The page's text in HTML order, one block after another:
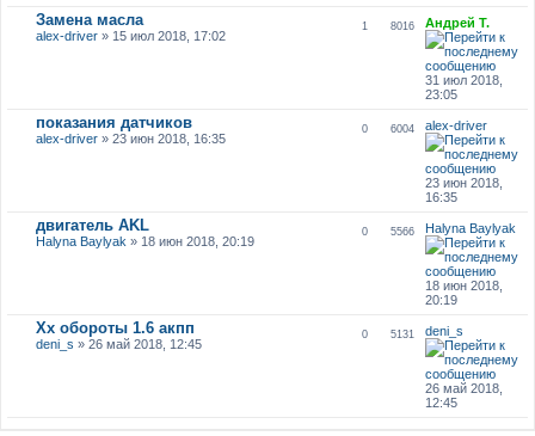
Замена масла
alex-driver» 15 июл 2018, 17:02
1 8016 Андрей Т.
31 июл 2018,
23:05
показания датчиков
alex-driver» 23 июн 2018, 16:35
0 6004 alex-driver
23 июн 2018,
16:35
двигатель AKL
Halyna Baylyak » 18 июн 2018, 20:19
0 5566 Halyna Baylyak
18 июн 2018,
20:19
Хх обороты 1.6 акпп
deni_s » 26 май 2018, 12:45
0 5131 deni_s
26 май 2018,
12:45